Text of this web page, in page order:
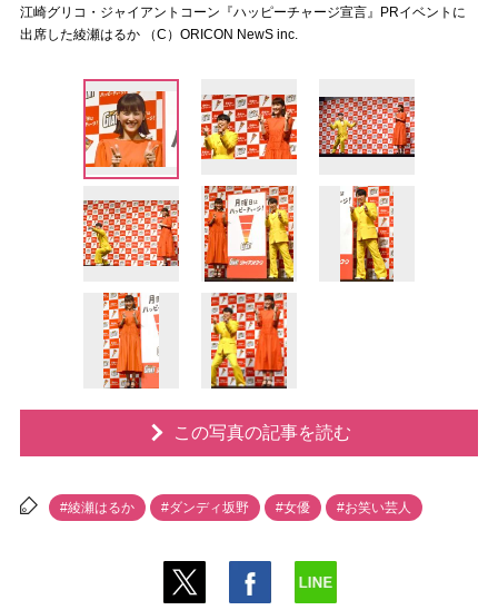
江崎グリコ・ジャイアントコーン『ハッピーチャージ宣言』PRイベントに
出席した綾瀬はるか （C）ORICON NewS inc.
この写真の記事を読む
#綾瀬はるか #ダンディ坂野 #女優 #お笑い芸人